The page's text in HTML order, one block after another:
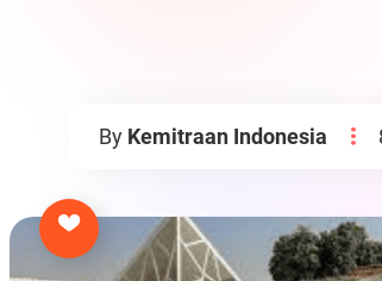
By Kemitraan Indonesia